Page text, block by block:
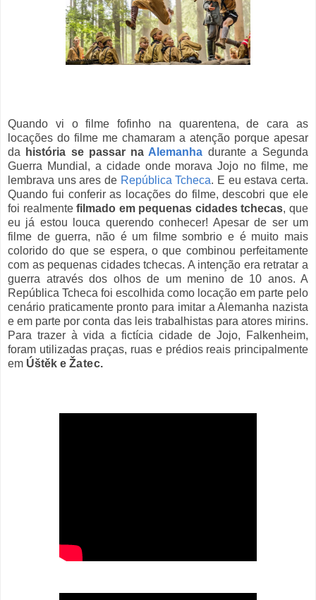
Quando vi o filme fofinho na quarentena, de cara as
locações do filme me chamaram a atenção porque apesar
da
história se passar na Alemanha durante a Segunda
Guerra Mundial, a cidade onde morava Jojo no filme, me
lembrava uns ares de República Tcheca. E eu estava certa.
Quando fui conferir as locações do filme, descobri que ele
foi realmentefilmado em pequenas cidades tchecas, que
eu já estou louca querendo conhecer! Apesar de ser um
filme de guerra, não é um filme sombrio e é muito mais
colorido do que se espera, o que combinou perfeitamente
com as pequenas cidades tchecas. A intenção era retratar a
guerra através dos olhos de um menino de 10 anos. A
República Tcheca foi escolhida como locação em parte pelo
cenário praticamente pronto para imitar a Alemanha nazista
e em parte por conta das leis trabalhistas para atores mirins.
Para trazer à vida a fictícia cidade de Jojo,
Falkenheim,
foram utilizadas praças, ruas e prédios reais principalmente
em Úštěk e Žatec.